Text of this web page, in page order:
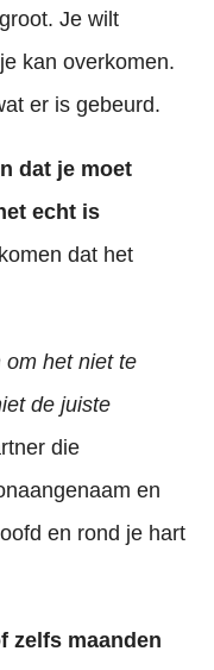
Je wilt
kan overkomen.
er is gebeurd.
dat je moet
echt is
dat het
om het niet te
de juiste
die
en
en rond je hart
zelfs maanden